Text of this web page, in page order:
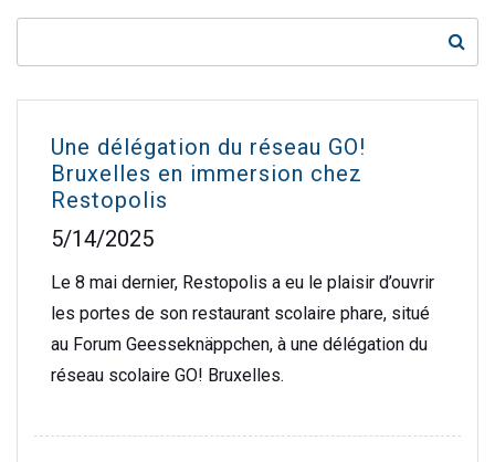
Une délégation du réseau GO!
Bruxelles en immersion chez
Restopolis
5/14/2025
Le 8 mai dernier, Restopolis a eu le plaisir d’ouvrir
les portes de son restaurant scolaire phare, situé
au Forum Geesseknäppchen, à une délégation du
réseau scolaire GO! Bruxelles.